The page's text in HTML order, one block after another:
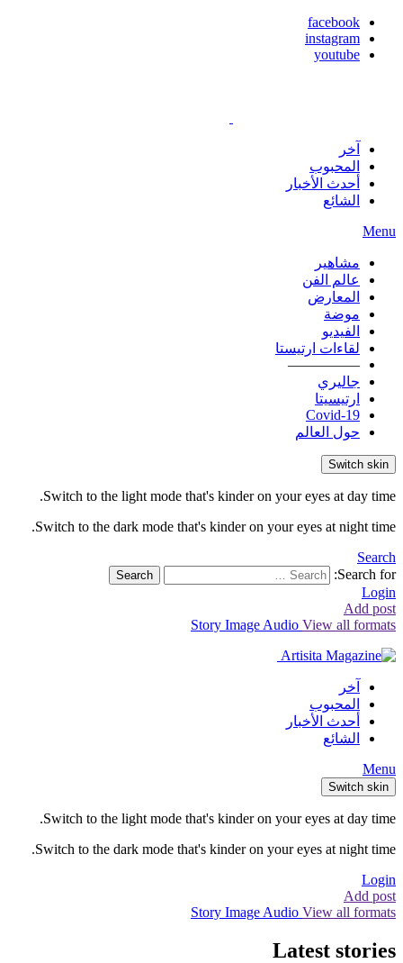
facebook
instagram
youtube
آخر
المحبوب
أحدث الأخبار
الشائع
Menu
مشاهير
عالم الفن
المعارض
موضة
الفيديو
لقاءات ارتيستا
—————
جاليري
ارتيسيتا
Covid-19
حول العالم
Switch skin
Switch to the light mode that's kinder on your eyes at day time.
Switch to the dark mode that's kinder on your eyes at night time.
Search
Search for:
Search
Login
Add post
Story Image Audio View all formats
آخر
المحبوب
أحدث الأخبار
الشائع
Menu
Switch skin
Switch to the light mode that's kinder on your eyes at day time.
Switch to the dark mode that's kinder on your eyes at night time.
Login
Add post
Story Image Audio View all formats
Latest stories